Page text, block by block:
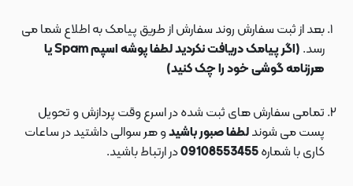
بعد از ثبت سفارش روند سفارش از طریق پیامک به اطلاع شما می
رسد.
(اگر پیامک دریافت نکردید لطفا پوشه اسپم Spam یا
هرزنامه گوشی خود را چک کنید)
تمامی سفارش های ثبت شده در اسرع وقت پردازش و تحویل
پست می شوندلطفا صبور باشیدو هر سوالی داشتید در ساعات
کاری با شماره
در ارتباط باشید.